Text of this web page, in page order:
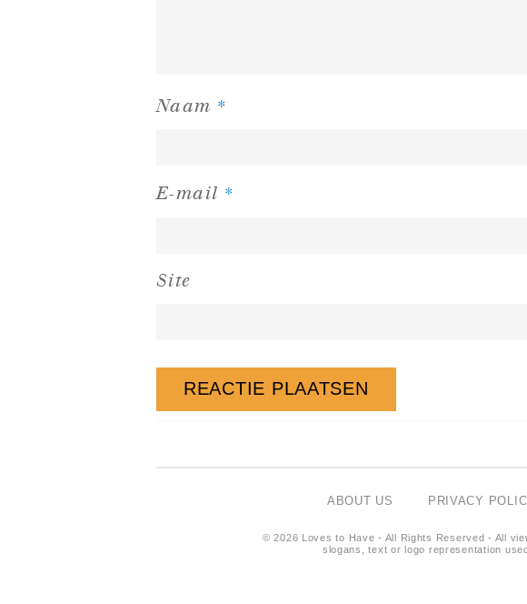
Naam *
E-mail *
Site
ABOUT US PRIVACY
© 2026 Loves to Have - All Rights Reserved - All
slogans, text or logo representation